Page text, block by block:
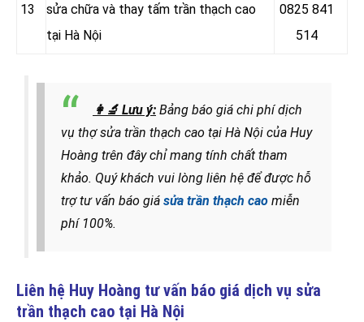
13
sửa chữa và thay tấm trần thạch cao
tại Hà Nội
0825 841
514
👩‍🔬 Lưu ý: Bảng báo giá chi phí dịch
vụ thợ sửa trần thạch cao tại Hà Nội của Huy
Hoàng trên đây chỉ mang tính chất tham
khảo. Quý khách vui lòng liên hệ để được hỗ
trợ tư vấn báo giá sửa trần thạch cao miễn
phí 100%.
Liên hệ Huy Hoàng tư vấn báo giá dịch vụ sửa
trần thạch cao tại Hà Nội